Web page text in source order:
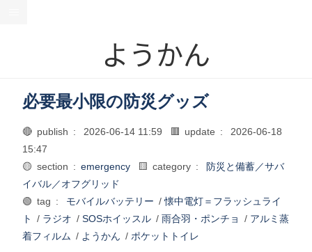
ようかん
必要最小限の防災グッズ
🔴 publish : 2026-06-14 11:59 🟥 update :
2026-06-18
15:47
🟡 section : emergency 🟨 category :
防災と備蓄／サバ
イバル／オフグリッド
🟢 tag :
モバイルバッテリー /懐中電灯＝フラッシュライ
ト
/ ラジオ / SOSホイッスル / 雨合羽・ポンチョ / アルミ蒸
着フィルム / ようかん / ポケットトイレ